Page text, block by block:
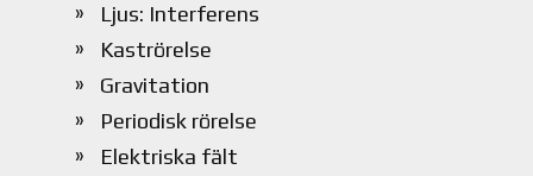
Ljus: Interferens
Kaströrelse
Gravitation
Periodisk rörelse
Elektriska fält